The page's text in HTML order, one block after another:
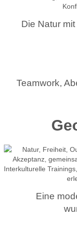
Die Natur
Teamwork,
Eine